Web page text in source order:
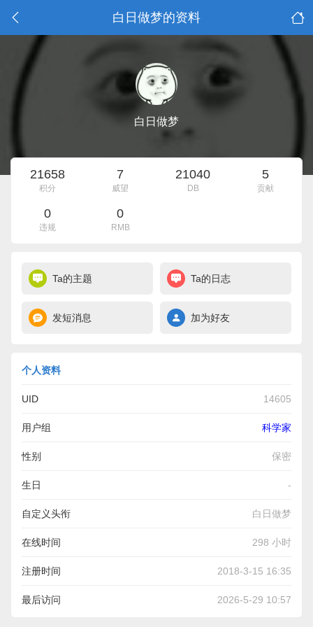
白日做梦的资料
白日做梦
21658
积分
7
威望
21040
DB
5
贡献
0
违规
0
RMB
Ta的主题 Ta的日志
发短消息 加为好友
个人资料
UID 14605
用户组 科学家
性别 保密
生日 -
自定义头衔 白日做梦
在线时间 298 小时
注册时间 2018-3-15 16:35
最后访问 2026-5-29 10:57